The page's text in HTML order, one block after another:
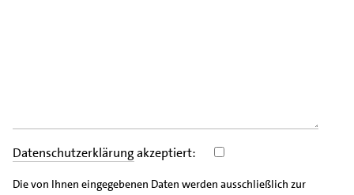
Datenschutzerklärungakzeptiert:
Die von Ihnen eingegebenen Daten werden ausschließlich zur